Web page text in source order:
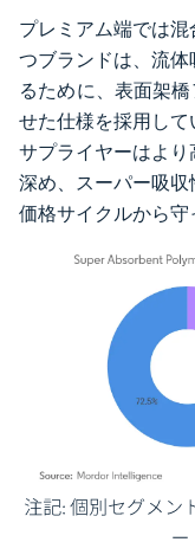
プレミアム端では
つブランドは、流
るために、表面架
せた仕様を採用し
サプライヤーはよ
深め、スーパー吸
価格サイクルから守
画像 © Mordor